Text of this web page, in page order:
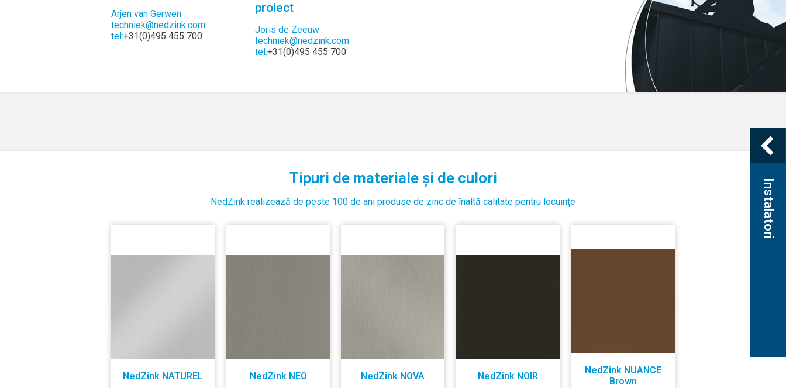
Arjen van Gerwen
techniek@nedzink.com
tel:+31(0)495 455 700
proiect
Joris de Zeeuw
techniek@nedzink.com
tel:+31(0)495 455 700
Tipuri de materiale și de culori
NedZink realizează de peste 100 de ani produse de zinc de înaltă calitate pentru locuințe
NedZink NATUREL NedZink NEO NedZink NOVA NedZink NOIR
NedZink NUANCE
Brown
Instalatori